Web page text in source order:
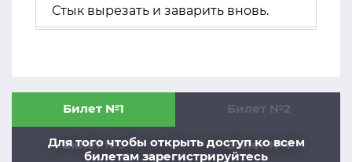
Стык вырезать и заварить вновь.
Для того чтобы открыть доступ ко всем
билетам зарегистрируйтесь
Билет №1 Билет №2
Билет №3 Билет №4